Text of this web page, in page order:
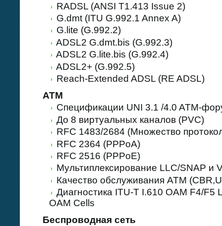
RADSL (ANSI T1.413 Issue 2)
G.dmt (ITU G.992.1 Annex A)
G.lite (G.992.2)
ADSL2 G.dmt.bis (G.992.3)
ADSL2 G.lite.bis (G.992.4)
ADSL2+ (G.992.5)
Reach-Extended ADSL (RE ADSL)
ATM
Спецификации UNI 3.1 /4.0 ATM-
До 8 виртуальных каналов (PVC)
RFC 1483/2684 (Множество
RFC 2364 (PPPoA)
RFC 2516 (PPPoE)
Мультиплексирование LLC/SNAP и
Качество обслуживания ATM
Диагностика ITU-T I.610 OAM F4/F5
OAM Cells
Беспроводная сеть